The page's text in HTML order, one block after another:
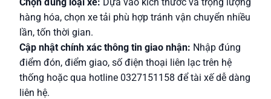
hàng hóa, chọn xe tải phù hợp tránh vận chuyển nhiều
lần, tốn thời gian.
Cập nhật chính xác thông tin giao nhận: Nhập đúng
điểm đón, điểm giao, số điện thoại liên lạc trên hệ
thống hoặc qua hotline 0327151158 để tài xế dễ dàng
liên hệ.